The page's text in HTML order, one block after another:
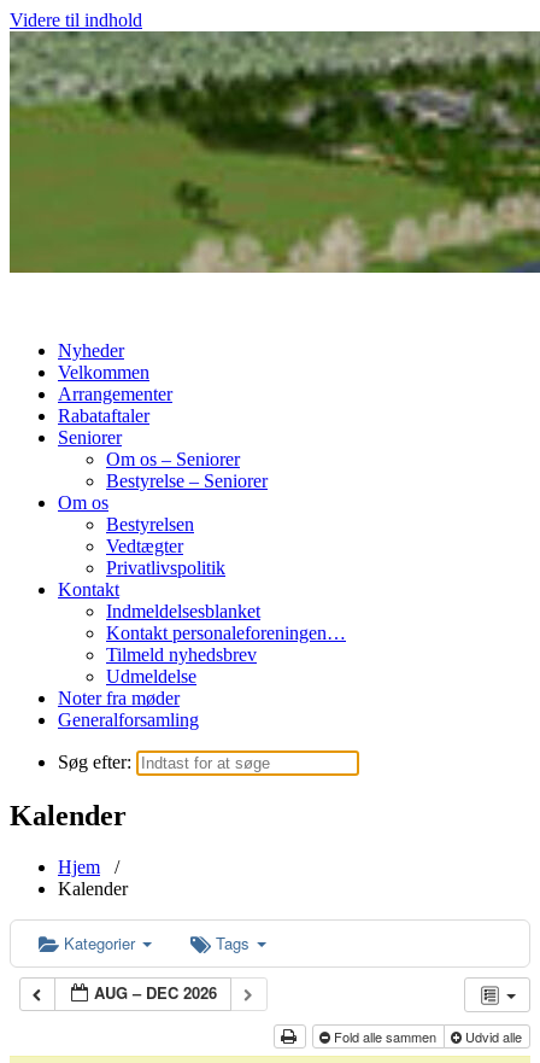
Videre til indhold
Nyheder
Velkommen
Arrangementer
Rabataftaler
Seniorer
Om os – Seniorer
Bestyrelse – Seniorer
Om os
Bestyrelsen
Vedtægter
Privatlivspolitik
Kontakt
Indmeldelsesblanket
Kontakt personaleforeningen…
Tilmeld nyhedsbrev
Udmeldelse
Noter fra møder
Generalforsamling
Søg efter:
Kalender
Hjem /
Kalender
Kategorier Tags
AUG – DEC 2026
Fold alle sammen Udvid alle